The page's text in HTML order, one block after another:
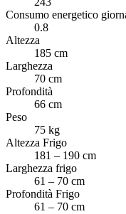
Consumo energetico
0.8
Altezza
185 cm
Larghezza
70 cm
Profondità
66 cm
Peso
75 kg
Altezza Frigo
181 – 190 cm
Larghezza frigo
61 – 70 cm
Profondità Frigo
61 – 70 cm